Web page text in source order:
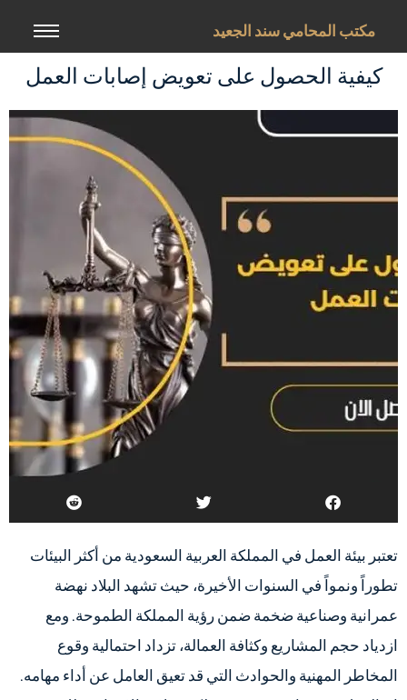
مكتب المحامي سند الجعيد
كيفية الحصول على تعويض إصابات العمل
تعتبر بيئة العمل في المملكة العربية السعودية من أكثر البيئات
تطوراً ونمواً في السنوات الأخيرة، حيث تشهد البلاد نهضة
عمرانية وصناعية ضخمة ضمن رؤية المملكة الطموحة. ومع
ازدياد حجم المشاريع وكثافة العمالة، تزداد احتمالية وقوع
المخاطر المهنية والحوادث التي قد تعيق العامل عن أداء مهامه.